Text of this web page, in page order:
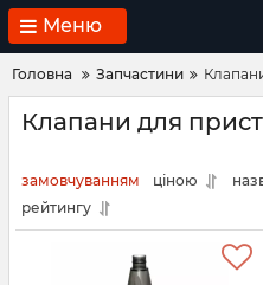
Меню
Головна Запчастини
Клапани для
замовчуванням ціною
рейтингу